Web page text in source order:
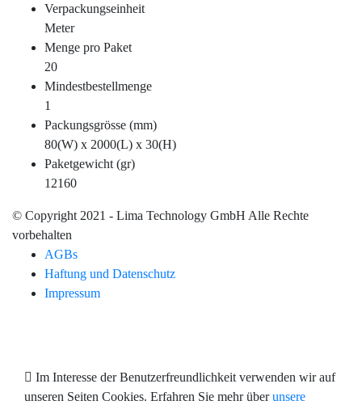
Verpackungseinheit
Meter
Menge pro Paket
20
Mindestbestellmenge
1
Packungsgrösse (mm)
80(W) x 2000(L) x 30(H)
Paketgewicht (gr)
12160
© Copyright 2021 - Lima Technology GmbH Alle Rechte
vorbehalten
AGBs
Haftung und Datenschutz
Impressum
Im Interesse der Benutzerfreundlichkeit verwenden wir auf
unseren Seiten Cookies. Erfahren Sie mehr überunsere